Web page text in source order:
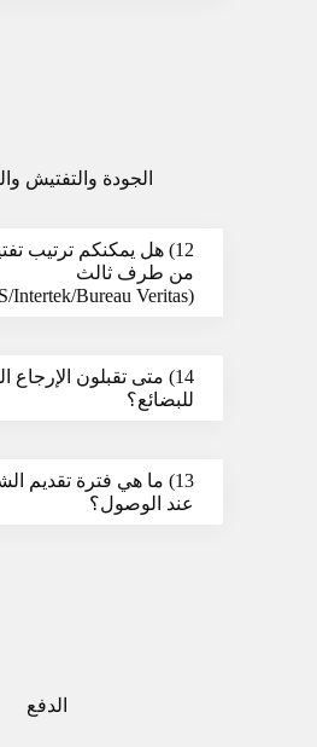
الجودة والتفتيش
12) هل يمكنكم ترتيب
من طرف ثالث
(SGS/Intertek/Bureau Veritas)؟
14) متى تقبلون الإرجاع
للبضائع؟
13) ما هي فترة تقديم
عند الوصول؟
الدفع